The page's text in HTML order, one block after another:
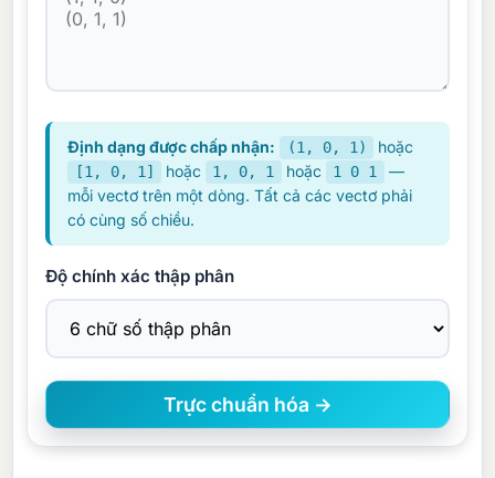
Định dạng được chấp nhận: (1, 0, 1) hoặc
[1, 0, 1] hoặc 1, 0, 1 hoặc 1 0 1
—
mỗi vectơ trên một dòng. Tất cả các vectơ phải
có cùng số chiều.
Độ chính xác thập phân